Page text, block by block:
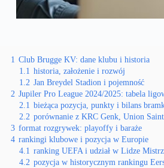
1 Club Brugge KV: dane klubu i historia
1.1 historia, założenie i rozwój
1.2 Jan Breydel Stadion i pojemność
2 Jupiler Pro League 2024/2025: tabela
2.1 bieżąca pozycja, punkty i bilans
2.2 porównanie z KRC Genk, Union
3 format rozgrywek: playoffy i baraże
4 rankingi klubowe i pozycja w Europie
4.1 ranking UEFA i udział w Lidze
4.2 pozycja w historycznym rankingu